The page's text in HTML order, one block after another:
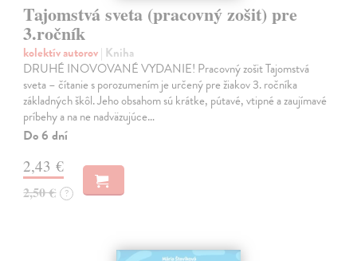
Tajomstvá sveta (pracovný zošit) pre
3.ročník
kolektív autorov| Kniha
DRUHÉ INOVOVANÉ VYDANIE! Pracovný zošit Tajomstvá
sveta – čítanie s porozumením je určený pre žiakov 3. ročníka
základných škôl. Jeho obsahom sú krátke, pútavé, vtipné a zaujímavé
príbehy a na ne nadväzujúce…
Do 6 dní
2,43 €
2,50 € ?